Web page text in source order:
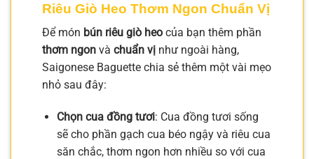
Riêu Giò Heo Thơm Ngon Chuẩn Vị
Để món bún riêu giò heo của bạn thêm phần
thơm ngon và chuẩn vị như ngoài hàng,
Saigonese Baguette chia sẻ thêm một vài mẹo
nhỏ sau đây:
Chọn cua đồng tươi: Cua đồng tươi sống
sẽ cho phần gạch cua béo ngậy và riêu cua
săn chắc, thơm ngon hơn nhiều so với cua